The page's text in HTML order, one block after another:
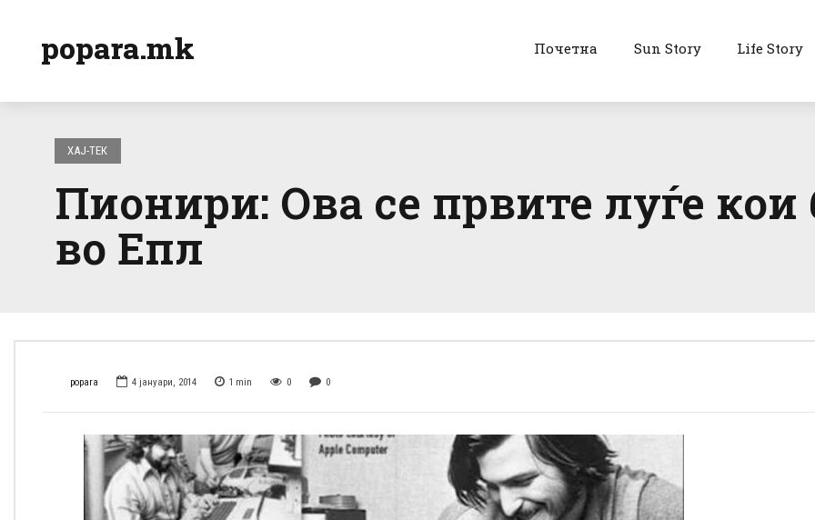
popara.mk Почетна Sun Story Life Story
ХАЈ-ТЕК
Пионири: Ова се првите луѓе кои
во Епл
popara 4 јануари, 2014 1 min 0 0